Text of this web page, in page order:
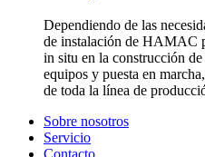
Dependiendo de las
de instalación de HAMAC
in situ en la construcción
equipos y puesta en
de toda la línea de
Sobre nosotros
Servicio
Contacto